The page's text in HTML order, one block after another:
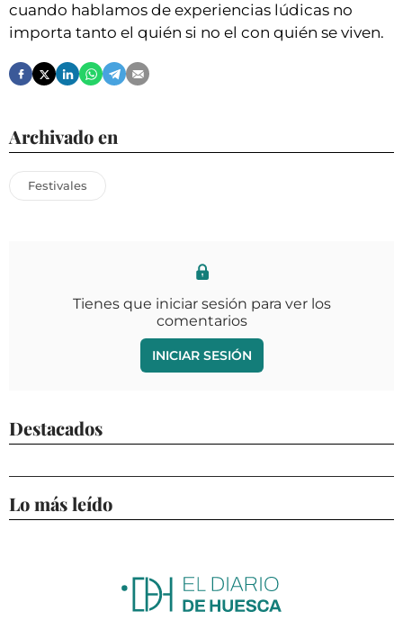
cuando hablamos de experiencias lúdicas no
importa tanto el quién si no el con quién se viven.
Archivado en
Festivales
Tienes que iniciar sesión para ver los
comentarios
INICIAR SESIÓN
Destacados
Lo más leído